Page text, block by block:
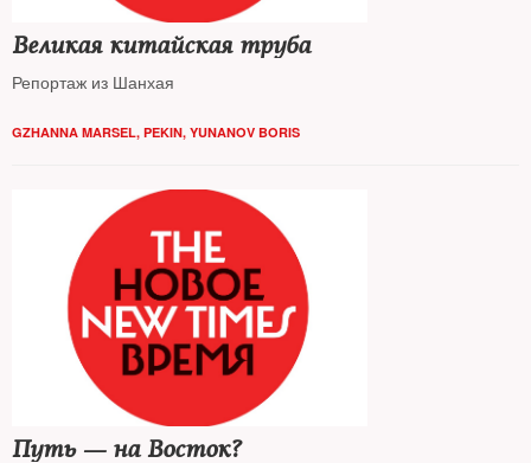
Великая китайская труба
Репортаж из Шанхая
GZHANNA MARSEL, PEKIN, YUNANOV BORIS
Путь — на Восток?